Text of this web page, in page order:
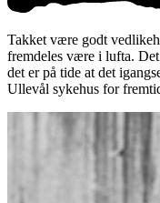
Takket være godt
fremdeles være i lufta.
det er på tide at det
Ullevål sykehus for